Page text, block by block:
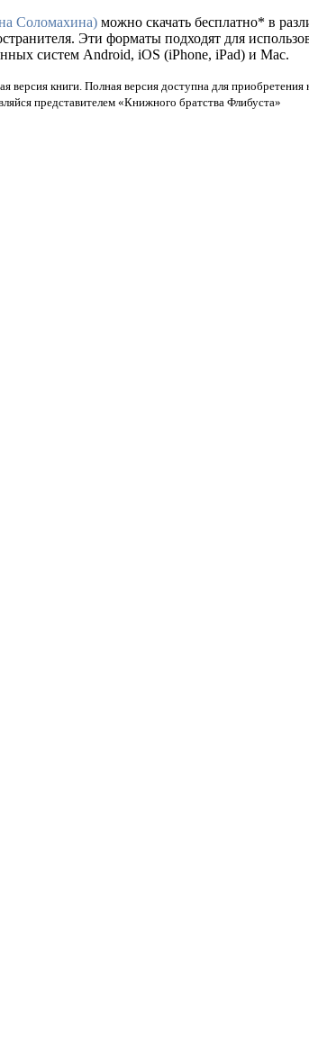
Соломахина) можно скачать бесплатно* в
Эти форматы подходят для
систем Android, iOS (iPhone, iPad) и Mac.
книги. Полная версия доступна для приобретения
представителем «Книжного братства Флибуста»